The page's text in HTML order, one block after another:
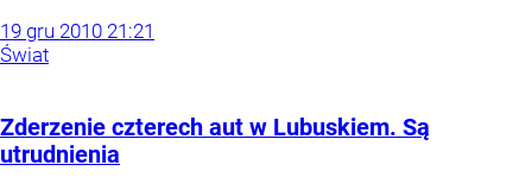
19 gru 2010 21:21
Świat
Zderzenie czterech aut w Lubuskiem. Są
utrudnienia